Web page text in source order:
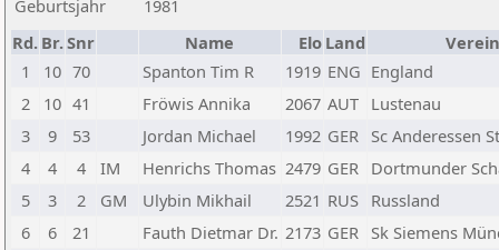
Geburtsjahr
1981
Rd. Br.Snr Name Elo Land
1
10 70 Spanton Tim R 1919 ENG England
2
10 41 Fröwis Annika 2067 AUT Lustenau
3
9 53 Jordan Michael 1992 GER Sc Anderessen
4
4 4 IM Henrichs Thomas 2479 GER Dortmunder
5
3 2 GM Ulybin Mikhail 2521 RUS Russland
6
6 21 Fauth Dietmar Dr. 2173 GER Sk Siemens